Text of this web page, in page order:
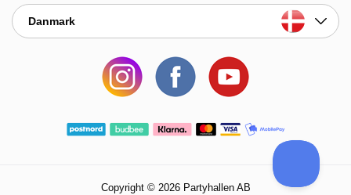
Danmark
Copyright © 2026 Partyhallen AB